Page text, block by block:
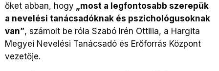
őket abban, hogy „most a legfontosabb szerepük
a nevelési tanácsadóknak és pszichológusoknak
van”, számolt be róla Szabó Irén Ottilia, a Hargita
Megyei Nevelési Tanácsadó és Erőforrás Központ
vezetője.